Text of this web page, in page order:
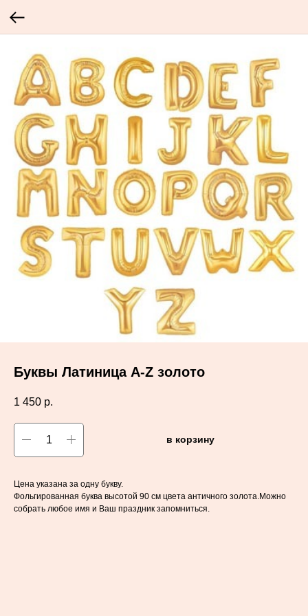
Буквы Латиница A-Z золото
1 450 р.
в корзину
Цена указана за одну букву.
Фольгированная буква высотой 90 см цвета античного золота.Можно
собрать любое имя и Ваш праздник запомниться.